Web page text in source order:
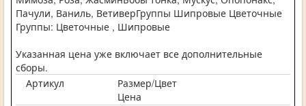
Пачули, Ваниль, ВетиверГруппы Шипровые Цветочные
Группы: Цветочные , Шипровые
Указанная цена уже включает все дополнительные
сборы.
Артикул
Размер/Цвет
Цена